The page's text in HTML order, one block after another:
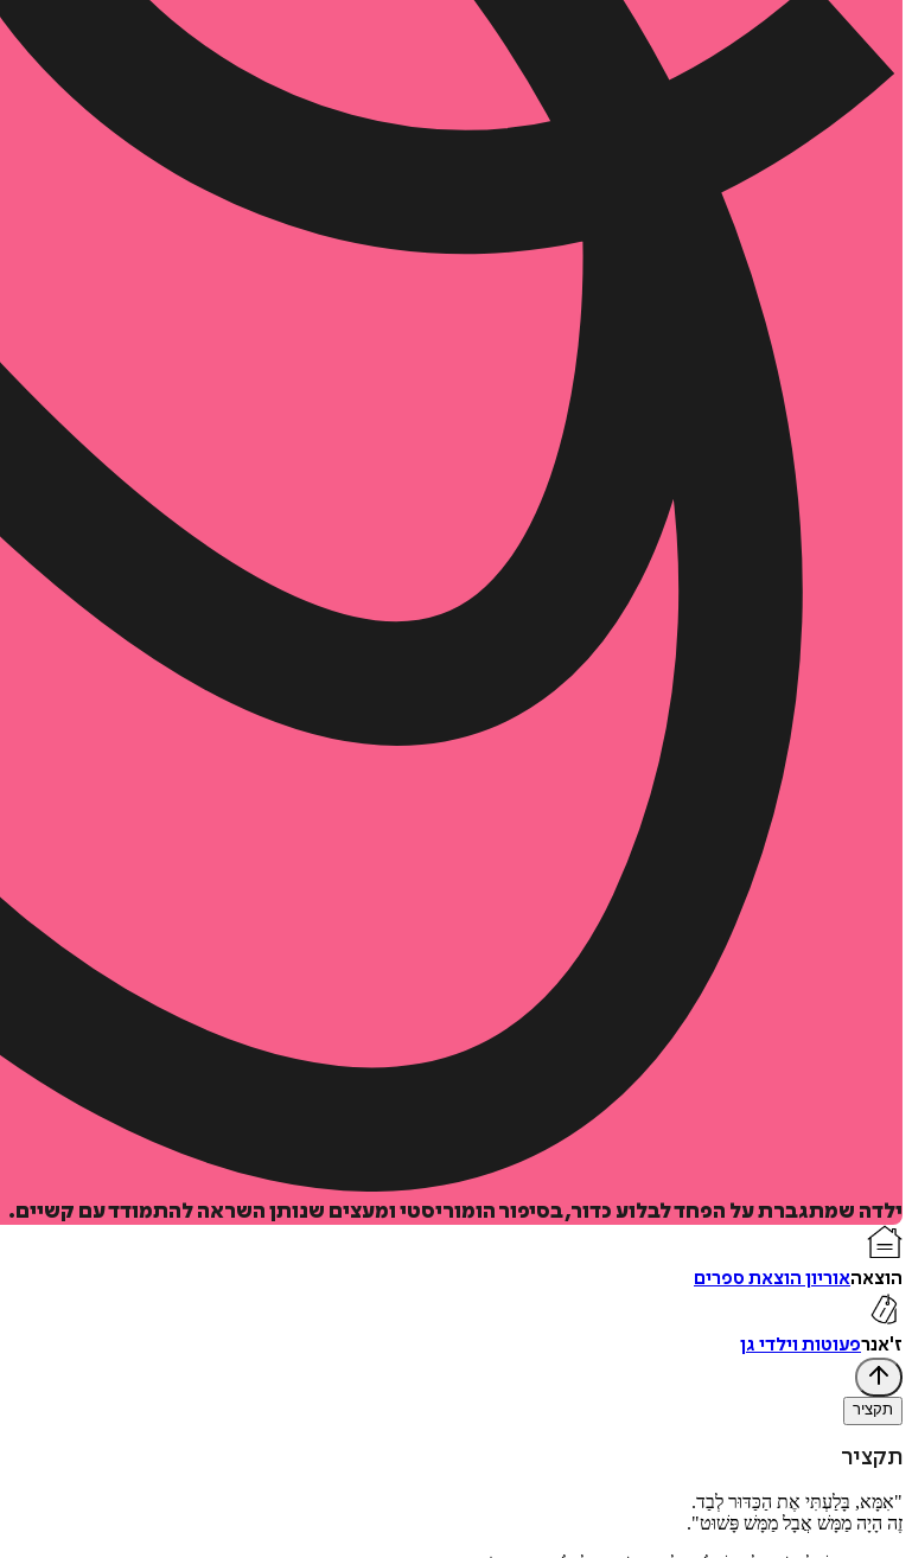
לסל
איזה פורמט בא לך?
מחיר על הספר: ₪
ילדה שמתגברת על הפחד לבלוע כדור, בסיפור הומוריסטי ומעצים שנותן השראה להתמודד עם קשיים.
הוצאהאוריון הוצאת ספרים
ז'אנרפעוטות וילדי גן
תקציר
תקציר
"אִמָּא, בָּלַעְתִּי אֶת הַכַּדּוּר לְבַד.
זֶה הָיָה מַמָּשׁ אֲבָל מַמָּשׁ פָּשׁוּט".